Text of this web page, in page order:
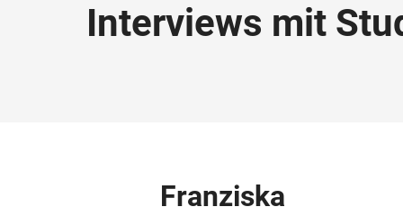
Interviews mit
Franziska